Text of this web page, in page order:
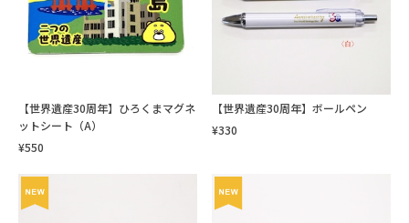
【世界遺産30周年】ひろくまマグネ
ットシート（A）
¥550
【世界遺産30周年】ボールペン
¥330